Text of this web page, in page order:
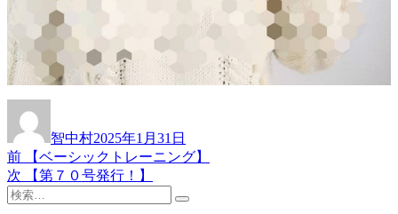
者
智中村日:
2025年1月31日
投
稿
前
前
の
投
【ベーシックトレーニング】
次
次
の
【第７０号発行！】
検
検